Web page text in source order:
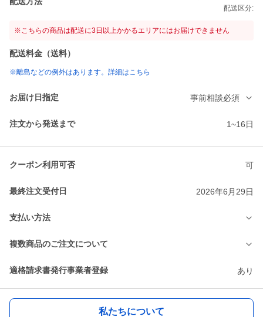
配送区分:
※こちらの商品は配送に3日以上かかるエリアにはお届けできません
配送料金（送料）
※離島などの例外はあります。詳細はこちら
お届け日指定 事前相談必須
注文から発送まで 1~16日
クーポン利用可否 可
最終注文受付日 2026年6月29日
支払い方法
複数商品のご注文について
適格請求書発行事業者登録 あり
私たちについて